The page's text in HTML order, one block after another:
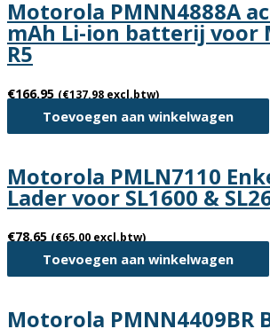
Motorola PMNN4888A
mAh Li-ion batterij voor
R5
€166.95 (€137.98 excl.btw)
Toevoegen aan winkelwagen
Motorola PMLN7110
Lader voor SL1600 &
€78.65 (€65.00 excl.btw)
Toevoegen aan winkelwagen
Motorola PMNN4409BR